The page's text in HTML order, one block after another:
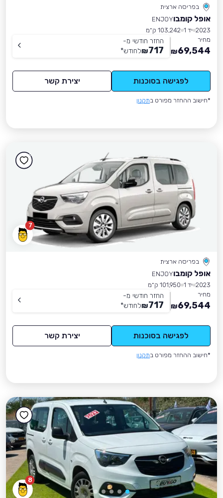
בפריסה ארצית
אופל קומבוENJOY
2023 יד 1
103,242 ק״מ
מחיר
69,544
₪
החזר חודשי מ-
717
₪לחודש*
לפגישה בסוכנות יצירת קשר
*חישוב ההחזר מפורט בתקנון
7
בפריסה ארצית
אופל קומבוENJOY
2023 יד 1
101,950 ק״מ
מחיר
69,544
₪
החזר חודשי מ-
717
₪לחודש*
לפגישה בסוכנות יצירת קשר
*חישוב ההחזר מפורט בתקנון
8